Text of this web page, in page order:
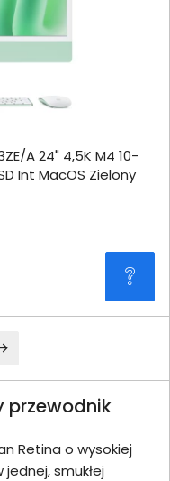
A 24" 4,5K M4 10-
Int MacOS Zielony
przewodnik
Retina o wysokiej
smukłej